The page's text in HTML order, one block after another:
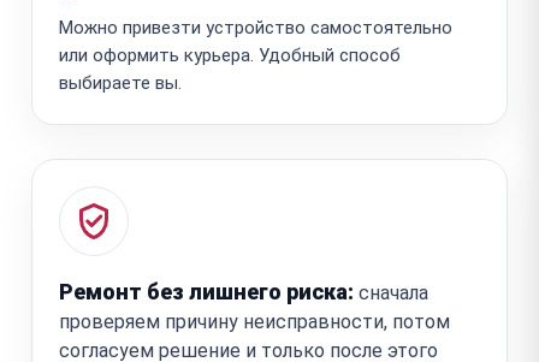
Можно привезти устройство самостоятельно
или оформить курьера. Удобный способ
выбираете вы.
Ремонт без лишнего риска: сначала
проверяем причину неисправности, потом
согласуем решение и только после этого